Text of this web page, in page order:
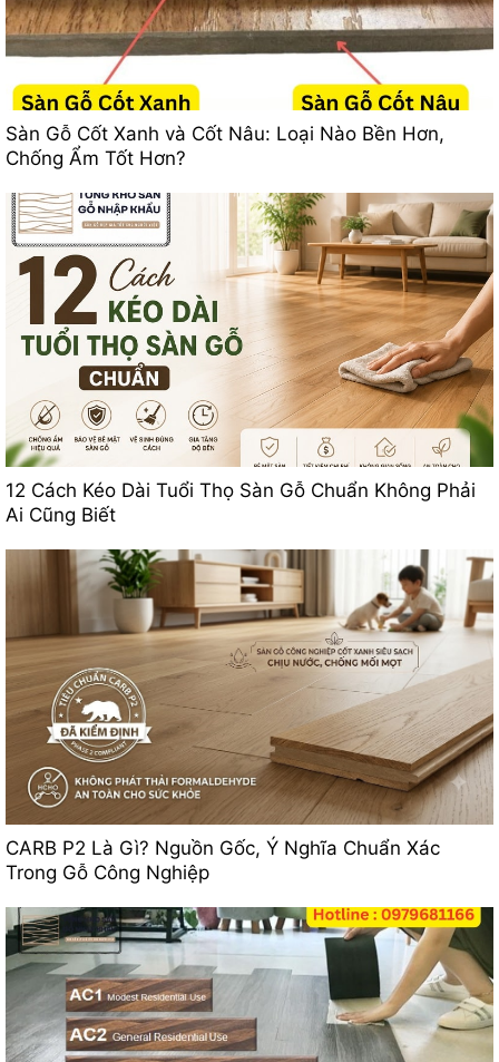
Sàn Gỗ Cốt Xanh và Cốt Nâu: Loại Nào Bền Hơn,
Chống Ẩm Tốt Hơn?
12 Cách Kéo Dài Tuổi Thọ Sàn Gỗ Chuẩn Không Phải
Ai Cũng Biết
CARB P2 Là Gì? Nguồn Gốc, Ý Nghĩa Chuẩn Xác
Trong Gỗ Công Nghiệp